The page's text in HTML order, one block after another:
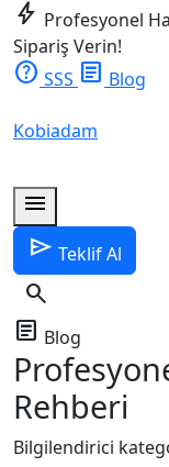
bolt Profesyonel
Sipariş Verin!
help SSS article Blog
Kobiadam
menu
send Teklif Al
search
article Blog
Rehberi
Bilgilendirici